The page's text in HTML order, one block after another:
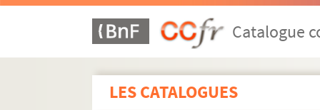
Catalogue
LES CATALOGUES